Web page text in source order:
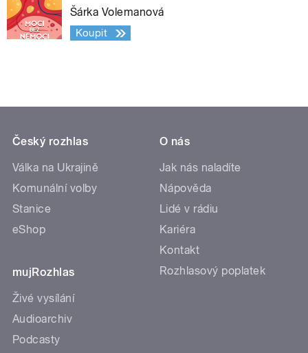
Šárka Volemanová
Koupit
Český rozhlas
Válka na Ukrajině
Komunální volby
Stanice
eShop
mujRozhlas
Živé vysílání
Audioarchiv
Podcasty
O nás
Jak nás naladíte
Nápověda
Lidé v rádiu
Kariéra
Kontakt
Rozhlasový poplatek